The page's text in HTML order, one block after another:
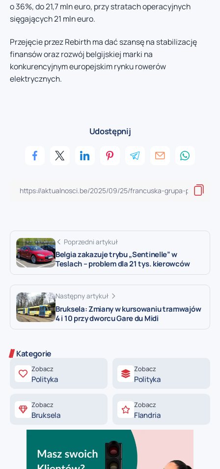
o 36%, do 21,7 mln euro, przy stratach operacyjnych
sięgających 21 mln euro.
Przejęcie przez Rebirth ma dać szansę na stabilizację
finansów oraz rozwój belgijskiej marki na
konkurencyjnym europejskim rynku rowerów
elektrycznych.
Udostępnij
Poprzedni artykuł
Belgia zakazuje trybu „Sentinelle” w
Teslach – problem dla 21 tys. kierowców
Następny artykuł
Bruksela: Zmiany w kursowaniu tramwajów
4 i 10 przy dworcu Gare du Midi
Kategorie
Zobacz
Polityka
Zobacz
Polityka
Zobacz
Bruksela
Zobacz
Flandria